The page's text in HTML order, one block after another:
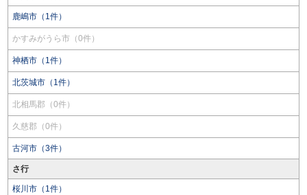
鹿嶋市（1件）
かすみがうら市（0件）
神栖市（1件）
北茨城市（1件）
北相馬郡（0件）
久慈郡（0件）
古河市（3件）
さ行
桜川市（1件）